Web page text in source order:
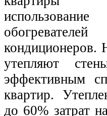
использование
кондиционеров.
утепляют
эффективным
квартир.
до 60% затрат